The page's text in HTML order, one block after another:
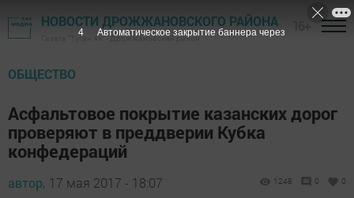
НОВОСТИ ДРОЖЖАНОВСКОГО РАЙОНА
Газета "Туган як" - Дрожжановский район
ОБЩЕСТВО
Асфальтовое покрытие казанских дорог
проверяют в преддверии Кубка
конфедераций
автор, 17 мая 2017 - 18:07 1248 0 0
3 Автоматическое закрытие баннера через